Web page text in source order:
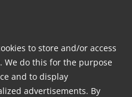
to store and/or access
We do this for the purpose
and to display
advertisements. By